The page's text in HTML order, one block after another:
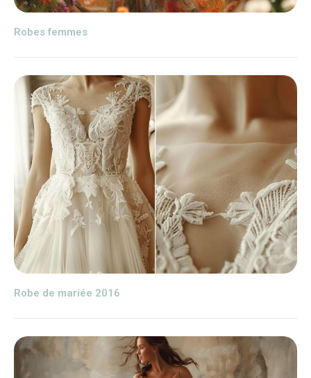
Robes femmes
Robe de mariée 2016